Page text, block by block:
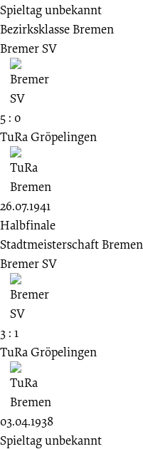
Spieltag unbekannt
Bezirksklasse Bremen
Bremer SV
5 : 0
TuRa Gröpelingen
26.07.1941
Halbfinale
Stadtmeisterschaft Bremen
Bremer SV
3 : 1
TuRa Gröpelingen
03.04.1938
Spieltag unbekannt